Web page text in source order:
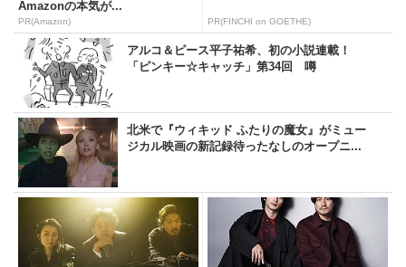
Amazonの本気が...
PR(Amazon) PR(FINCHI on GOETHE)
アルコ＆ピース平子祐希、初の小説連載！
「ピンキー☆キャッチ」第34回 噂
北米で『ウィキッド ふたりの魔女』がミュー
ジカル映画の新記録待ったなしのオープニ...